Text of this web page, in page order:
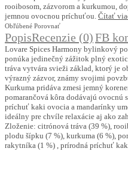
rooibosom, zázvorom a kurkumou,
jemnou ovocnou príchuťou. Čítať
Obľúbené Porovnať
PopisRecenzie (0)FB
Lovare Spices Harmony bylinkový
ponúka jedinečný zážitok plný
tráva vytvára svieži základ, ktorý je
výrazný zázvor, známy svojimi
Kurkuma pridáva zmesi jemný
pomarančová kôra dodávajú
príchuť kaki ovocia a mandarínky
ideálny pre chvíle relaxácie aj ako
Zloženie: citrónová tráva (39 %),
plodu šípku (7 %), kurkuma (6 %),
rakytníka (1 %) , prírodná príchuť